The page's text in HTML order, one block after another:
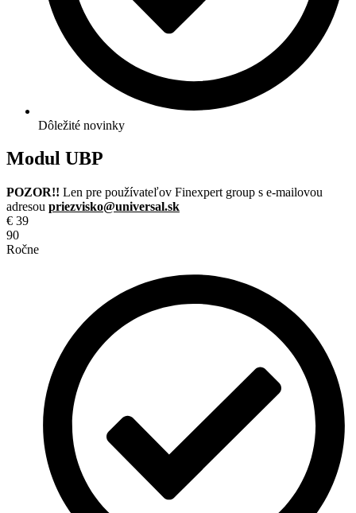
Dôležité novinky
Modul UBP
POZOR!! Len pre používateľov Finexpert group s e-mailovou
adresou priezvisko@universal.sk
€ 39
90
Ročne